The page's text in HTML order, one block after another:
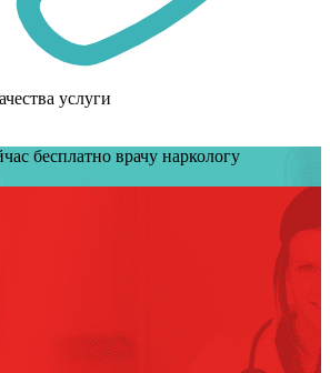
услуги
бесплатно врачу наркологу